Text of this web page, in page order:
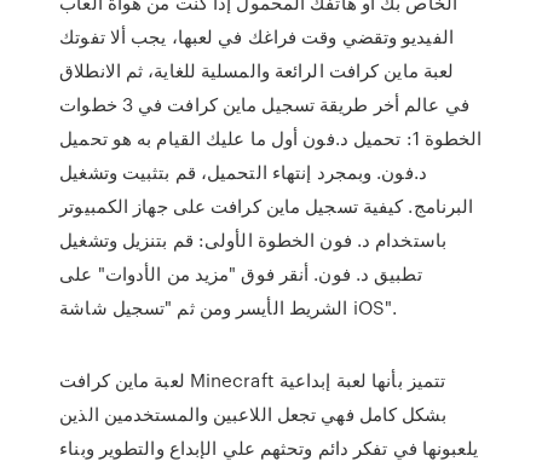
الفيديو وتقضي وقت فراغك في لعبها، يجب ألا تفوتك
لعبة ماين كرافت الرائعة والمسلية للغاية، ثم الانطلاق
في عالم أخر طريقة تسجيل ماين كرافت في 3 خطوات
الخطوة 1: تحميل د.فون أول ما عليك القيام به هو تحميل
د.فون. وبمجرد إنتهاء التحميل، قم بتثبيت وتشغيل
البرنامج. كيفية تسجيل ماين كرافت على جهاز الكمبيوتر
باستخدام د. فون الخطوة الأولى: قم بتنزيل وتشغيل
تطبيق د. فون. أنقر فوق "مزيد من الأدوات" على
الشريط الأيسر ومن ثم "تسجيل شاشة iOS".
لعبة ماين كرافت Minecraft تتميز بأنها لعبة إبداعية
بشكل كامل فهي تجعل اللاعبين والمستخدمين الذين
يلعبونها في تفكر دائم وتحثهم علي الإبداع والتطوير وبناء